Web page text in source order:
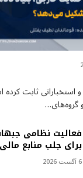
و استخباراتی ثابت
گروه‌های…
فعالیت نظامی
برای جلب منابع
6 آگست 2026